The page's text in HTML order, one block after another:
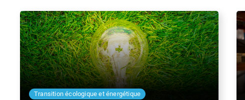
Transition écologique et énergétique